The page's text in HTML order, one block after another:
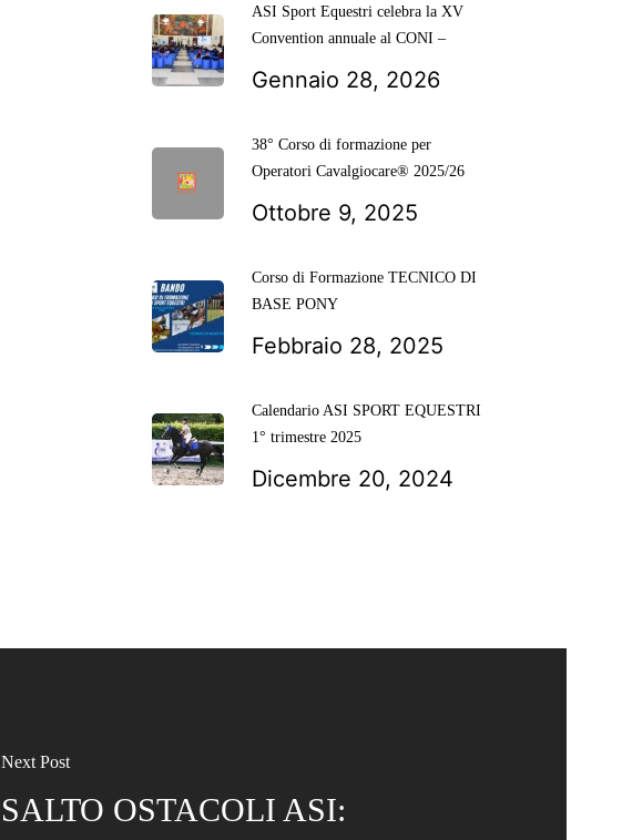
ASI Sport Equestri celebra la XV
Convention annuale al CONI –
Gennaio 28, 2026
38° Corso di formazione per
Operatori Cavalgiocare® 2025/26
Ottobre 9, 2025
Corso di Formazione TECNICO DI
BASE PONY
Febbraio 28, 2025
Calendario ASI SPORT EQUESTRI
1° trimestre 2025
Dicembre 20, 2024
Next Post
SALTO OSTACOLI ASI: